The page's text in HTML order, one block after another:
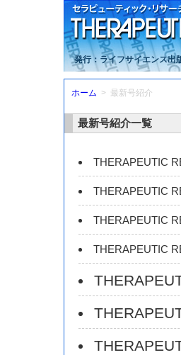
発行：ライフサイエンス出
ホーム > 最新号紹介
最新号紹介一覧
THERAPEUTIC
THERAPEUTIC
THERAPEUTIC
THERAPEUTIC